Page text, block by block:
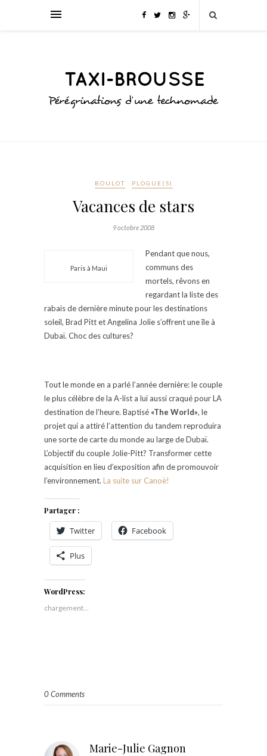
BOULOT PLOGUE(S)
Vacances de stars
9 octobre 2008
Paris à Maui
Pendant que nous,
communs des
mortels, rêvons en
regardant la liste des
rabais de dernière minute pour les destinations
soleil, Brad Pitt et Angelina Jolie s’offrent une île à
Dubaï. Choc des cultures?
Tout le monde en a parlé l’année dernière: le couple
le plus célèbre de la A-list a lui aussi craqué pour LA
destination de l’heure. Baptisé «The World», le
projet qui a attiré l’attention du tandem reproduira
une sorte de carte du monde au large de Dubaï.
L’objectif du couple Jolie-Pitt? Transformer cette
acquisition en lieu d’exposition afin de promouvoir
l’environnement. La suite sur Canoë!
Partager :
Twitter Facebook
Plus
WordPress:
chargement…
0 Comments
Marie-Julie Gagnon